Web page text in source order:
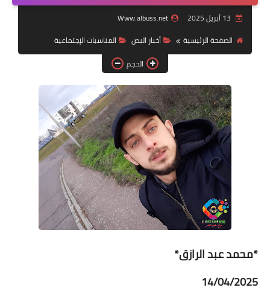
Www.albuss.net
الصفحة الرئيسية
أخبار البص
المناسبات الإجتماعية
الحجم
*محمد عبد الرازق*
14/04/2025